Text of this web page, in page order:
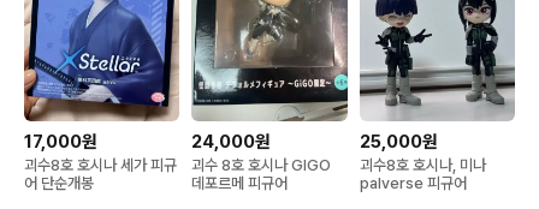
17,000원
괴수8호 호시나 세가 피규
어 단순개봉
24,000원
괴수 8호 호시나 GIGO
데포르메 피규어
25,000원
괴수8호 호시나, 미나
palverse 피규어